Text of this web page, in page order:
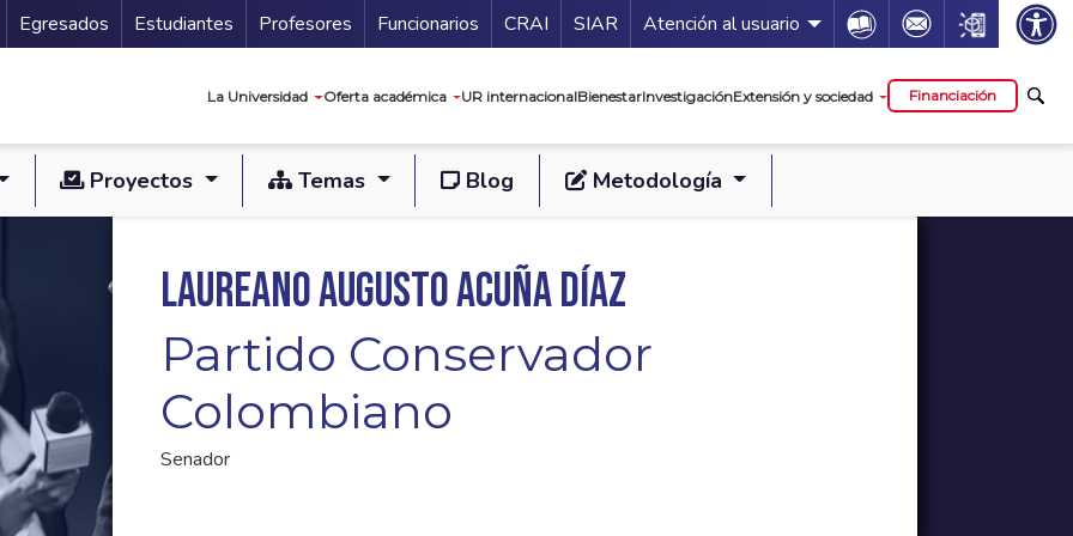
Secundario
Egresados Estudiantes Profesores Funcionarios Guía de servicios
CRAI SIAR Atención al usuario Icon Icon Icon
La Universidad Oferta académica UR internacionalBienestarInvestigaciónExtensión y sociedad Financiación
Proyectos Temas Blog Metodología
Laureano Augusto Acuña Díaz
Partido Conservador
Colombiano
Senador